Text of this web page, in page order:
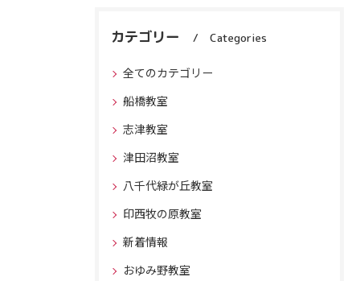
カテゴリー Categories
全てのカテゴリー
船橋教室
志津教室
津田沼教室
八千代緑が丘教室
印西牧の原教室
新着情報
おゆみ野教室